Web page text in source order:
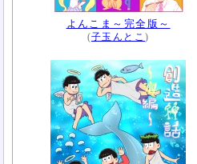
よんこま～完全版～
(子玉んとこ )